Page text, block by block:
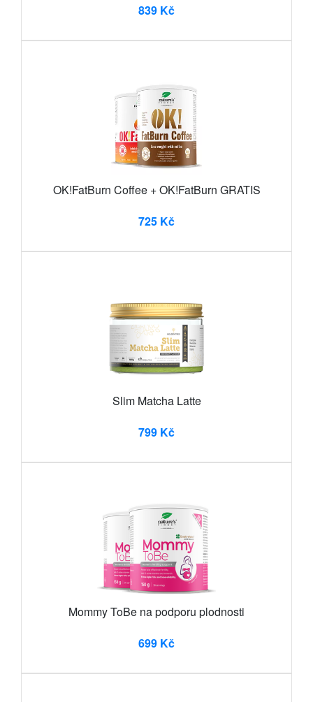
839 Kč
OK!FatBurn Coffee + OK!FatBurn GRATIS
725 Kč
Slim Matcha Latte
799 Kč
Mommy ToBe na podporu plodnosti
699 Kč